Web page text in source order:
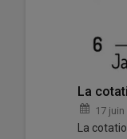
La
17 juin
La